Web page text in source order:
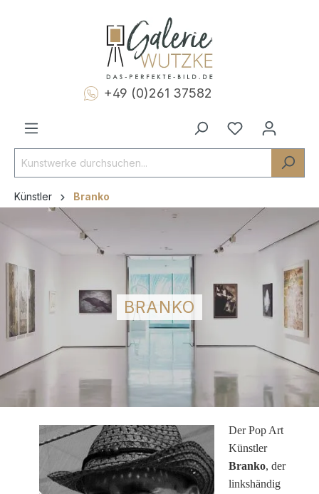
+49 (0)261 37582
Künstler Branko
BRANKO
Der Pop Art
Künstler
Branko, der
linkshändig